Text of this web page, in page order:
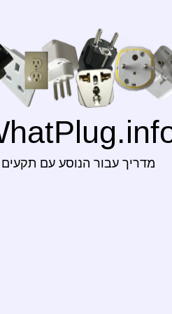
מדריך עבור הנוסע עם תקעים